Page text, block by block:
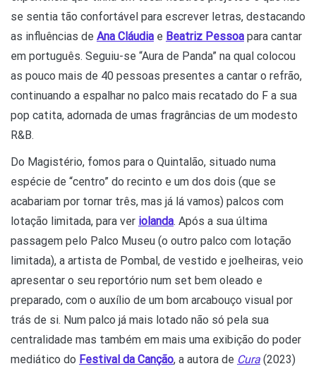
se sentia tão confortável para escrever letras, destacando
as influências de Ana Cláudia e Beatriz Pessoa para cantar
em português. Seguiu-se “Aura de Panda” na qual colocou
as pouco mais de 40 pessoas presentes a cantar o refrão,
continuando a espalhar no palco mais recatado do F a sua
pop catita, adornada de umas fragrâncias de um modesto
R&B.
Do Magistério, fomos para o Quintalão, situado numa
espécie de “centro” do recinto e um dos dois (que se
acabariam por tornar três, mas já lá vamos) palcos com
lotação limitada, para ver iolanda. Após a sua última
passagem pelo Palco Museu (o outro palco com lotação
limitada), a artista de Pombal, de vestido e joelheiras, veio
apresentar o seu reportório num set bem oleado e
preparado, com o auxílio de um bom arcabouço visual por
trás de si. Num palco já mais lotado não só pela sua
centralidade mas também em mais uma exibição do poder
mediático do Festival da Canção, a autora de Cura (2023)